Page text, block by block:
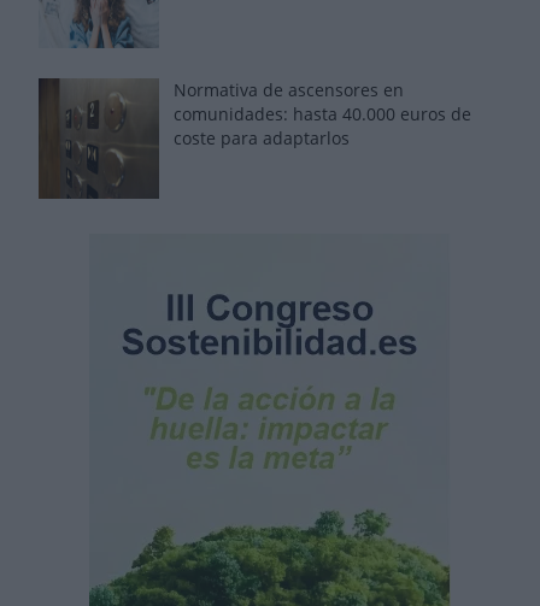
Normativa de ascensores en
comunidades: hasta 40.000 euros de
coste para adaptarlos